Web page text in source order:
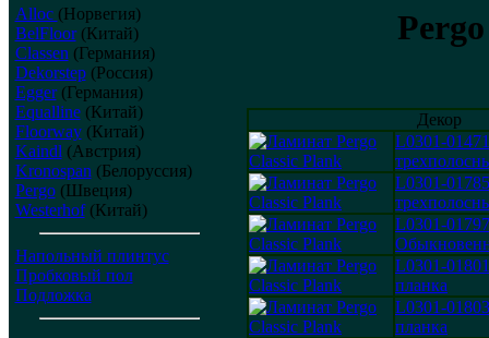
Alloc (Норвегия)
BelFloor(Китай)
Classen(Германия)
Dekorstep(Россия)
Egger(Германия)
Equalline(Китай)
Floorway(Китай)
Kaindl(Австрия)
Kronospan(Белоруссия)
Pergo(Швеция)
Westerhof(Китай)
Напольный плинтус
Пробковый пол
Подложка
Декор
L0301-
L0301-
L0301-
L0301-
планка
L0301-
планка